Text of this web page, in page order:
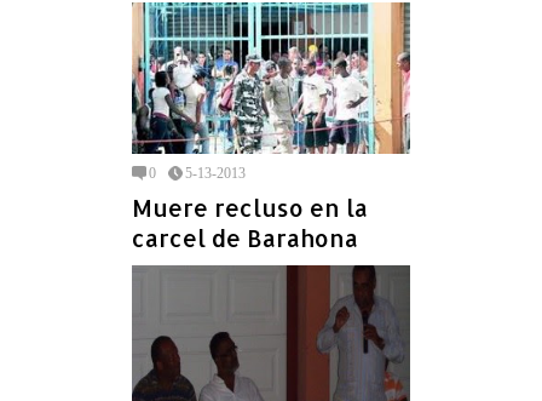
0 5-13-2013
Muere recluso en la
carcel de Barahona